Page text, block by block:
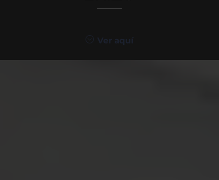
Ver aquí